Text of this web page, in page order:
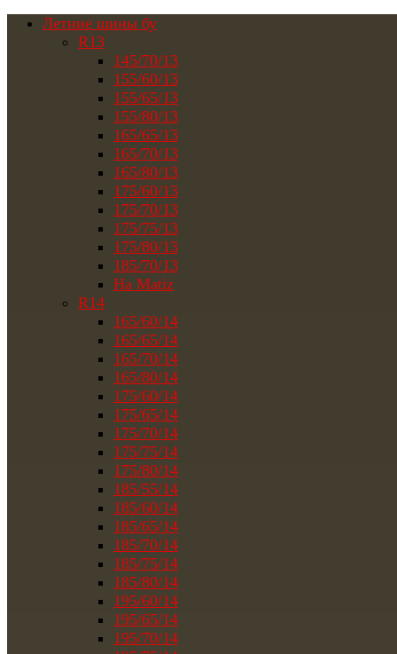
Летние шины бу
R13
145/70/13
155/60/13
155/65/13
155/80/13
165/65/13
165/70/13
165/80/13
175/60/13
175/70/13
175/75/13
175/80/13
185/70/13
На Matiz
R14
165/60/14
165/65/14
165/70/14
165/80/14
175/60/14
175/65/14
175/70/14
175/75/14
175/80/14
185/55/14
185/60/14
185/65/14
185/70/14
185/75/14
185/80/14
195/60/14
195/65/14
195/70/14